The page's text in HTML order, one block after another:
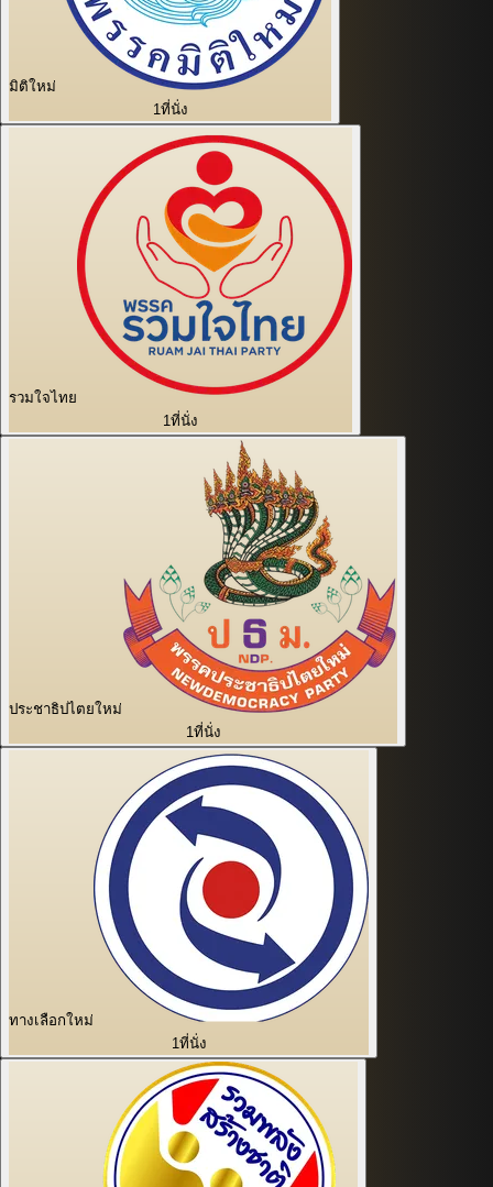
มิติใหม่
1ที่นั่ง
รวมใจไทย
1ที่นั่ง
ประชาธิปไตยใหม่
1ที่นั่ง
ทางเลือกใหม่
1ที่นั่ง